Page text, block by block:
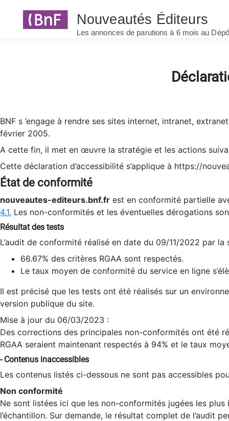
BNF s ’engage à rendre ses sites internet, intranet,
février 2005.
A cette fin, il met en œuvre la stratégie et les actions
Cette déclaration d’accessibilité s’applique à https://
État de conformité
nouveautes-editeurs.bnf.fr est en conformité partielle
4.1. Les non-conformités et les éventuelles dérogations
Résultat des tests
L’audit de conformité réalisé en date du 09/11/2022 par
66.67% des critères RGAA sont respectés.
Le taux moyen de conformité du service en ligne
Il est précisé que les tests ont été réalisés sur un
version publique du site.
Mise à jour du 06/03/2023 :
Des corrections des principales non-conformités ont été
RGAA seraient maintenant respectés à 94% et le taux
- Contenus inaccessibles
Les contenus listés ci-dessous ne sont pas accessibles
Non conformité
Ne sont listées ici que les non-conformités jugées les
l’échantillon. Sur demande, le résultat complet de l’audit